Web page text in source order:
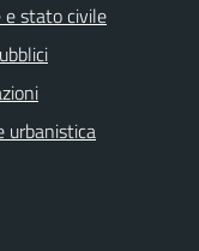
e stato civile
urbanistica